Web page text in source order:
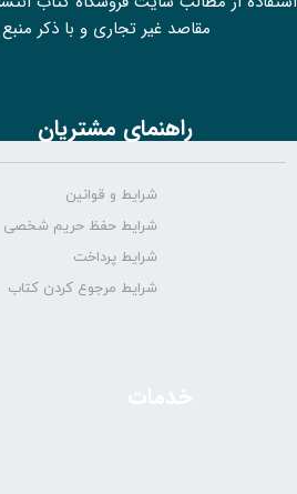
مقاصد غیر تجاری و با ذکر
راهنمای مشتریان
شرایط و قوانین
شرایط حفظ حریم شخصی
شرایط پرداخت
شرایط مرجوع کردن کتاب